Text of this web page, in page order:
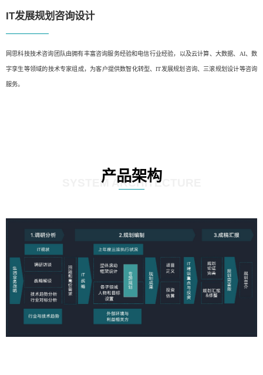
IT发展规划咨询设计
网思科技技术咨询团队由拥有丰富咨询服务经验和电信行业经验，以及云计算、大数据、AI、数
字孪生等领域的技术专家组成，为客户提供数智化转型、IT发展规划咨询、三滚规划设计等咨询
服务。
产品架构
SYSTEM ARCHITECTURE